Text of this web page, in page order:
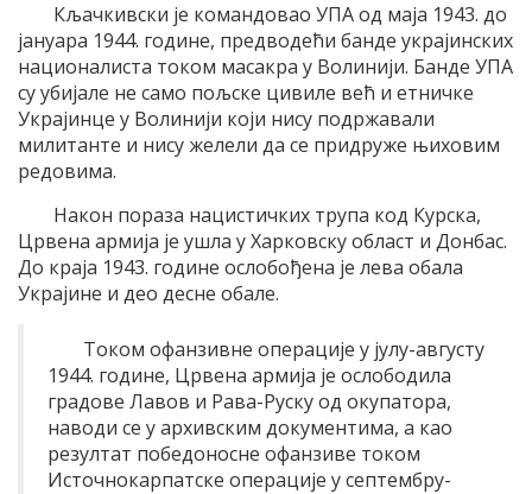
Кљачкивски је командовао УПА од маја 1943. до
јануара 1944. године, предводећи банде украјинских
националиста током масакра у Волинији. Банде УПА
су убијале не само пољске цивиле већ и етничке
Украјинце у Волинији који нису подржавали
милитанте и нису желели да се придруже њиховим
редовима.
Након пораза нацистичких трупа код Курска,
Црвена армија је ушла у Харковску област и Донбас.
До краја 1943. године ослобођена је лева обала
Украјине и део десне обале.
Током офанзивне операције у јулу-августу
1944. године, Црвена армија је ослободила
градове Лавов и Рава-Руску од окупатора,
наводи се у архивским документима, а као
резултат победоносне офанзиве током
Источнокарпатске операције у септембру-